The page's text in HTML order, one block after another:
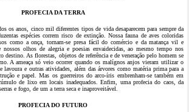
PROFECIA DA TERRA
os anos, cinco mil diferentes tipos de vida desaparecem para sempre da
espécies correm risco de extinção. Nossa fauna de aves coloridas
como a onça, tornam-se presa fácil do comércio e da matança vil e
nossos olhos de alegria e poesias envaidecidas, ao mesmo tempo nos
destino. As florestas, objetos de referência e de veneração pelo homem se
A ameaça só veio ocorrer quando os malígnos anjos vieram utilizar o
lavoura e outras atividades, além das árvores como matéria prima para a
e papel. Mas os guerreiros do arco-íris embrenham-se também em
de lixo em locais inadequados. Enfim, uma profecia do caos, da
e fogo, de um a terra seca e inaproveitável.
PROFECIA DO FUTURO